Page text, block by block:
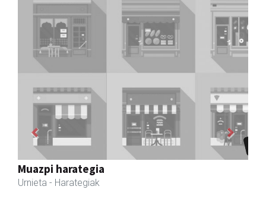
Ormaki urdaitegia
Andoain - Urdaitegiak
Previous Next